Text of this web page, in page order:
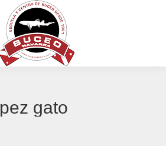
pez gato